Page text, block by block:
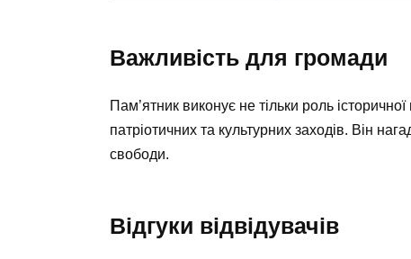
Важливість для громади
Пам’ятник виконує не тільки роль
патріотичних та культурних заходів. Він
свободи.
Відгуки відвідувачів